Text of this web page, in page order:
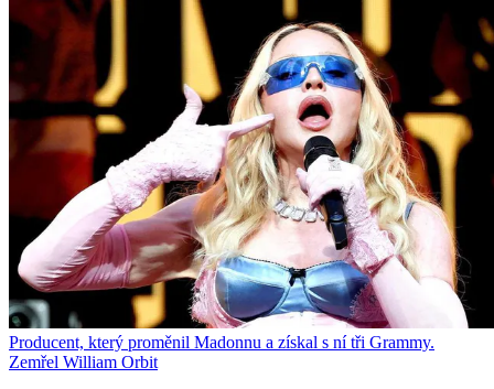
Producent, který proměnil Madonnu a získal s ní tři Grammy.
Zemřel William Orbit